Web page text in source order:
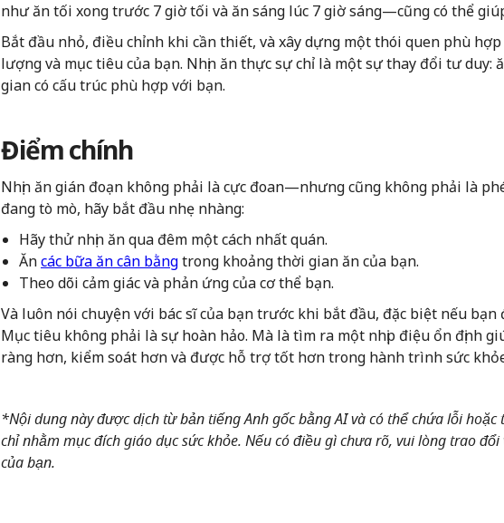
như ăn tối xong trước 7 giờ tối và ăn sáng lúc 7 giờ sáng—cũng có thể
Bắt đầu nhỏ, điều chỉnh khi cần thiết, và xây dựng một thói quen phù
lượng và mục tiêu của bạn. Nhịn ăn thực sự chỉ là một sự thay đổi tư duy:
gian có cấu trúc phù hợp với bạn.
Điểm chính
Nhịn ăn gián đoạn không phải là cực đoan—nhưng cũng không phải là
đang tò mò, hãy bắt đầu nhẹ nhàng:
Hãy thử nhịn ăn qua đêm một cách nhất quán.
Ăncác bữa ăn cân bằngtrong khoảng thời gian ăn của bạn.
Theo dõi cảm giác và phản ứng của cơ thể bạn.
Và luôn nói chuyện với bác sĩ của bạn trước khi bắt đầu, đặc biệt nếu bạn
Mục tiêu không phải là sự hoàn hảo. Mà là tìm ra một nhịp điệu ổn định
ràng hơn, kiểm soát hơn và được hỗ trợ tốt hơn trong hành trình sức
*Nội dung này được dịch từ bản tiếng Anh gốc bằng AI và có thể chứa lỗi hoặc
chỉ nhằm mục đích giáo dục sức khỏe. Nếu có điều gì chưa rõ, vui lòng trao
của bạn.